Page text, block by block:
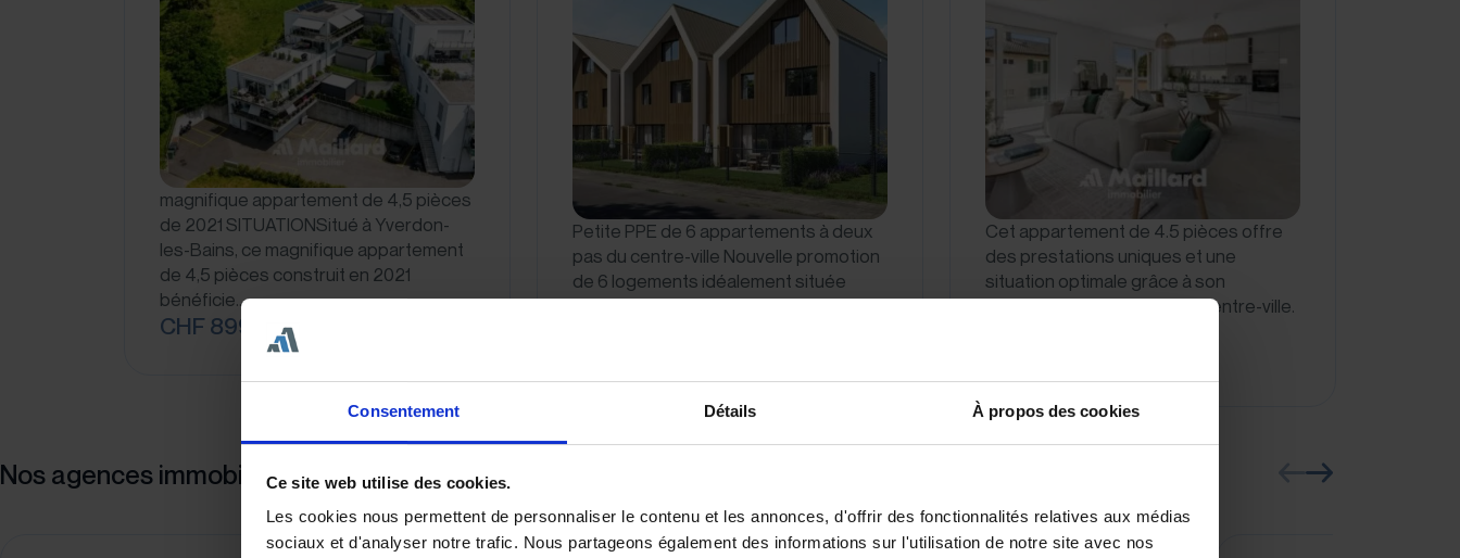
Consentement Détails À propos des cookies
Ce site web utilise des cookies.
Les cookies nous permettent de personnaliser le contenu et les annonces, d'offrir des fonctionnalités relatives aux médias
sociaux et d'analyser notre trafic. Nous partageons également des informations sur l'utilisation de notre site avec nos
magnifique appartement de 4,5 pièces
de 2021 SITUATIONSitué à Yverdon-
les-Bains, ce magnifique appartement
de 4,5 pièces construit en 2021
bénéficie…
CHF 899'000
Petite PPE de 6 appartements à deux
pas du centre-ville Nouvelle promotion
de 6 logements idéalement située
dans un quartier…
Cet appartement de 4.5 pièces offre
des prestations uniques et une
situation optimale grâce à son
positionnement proche du centre-ville.
Nos agences immobilières